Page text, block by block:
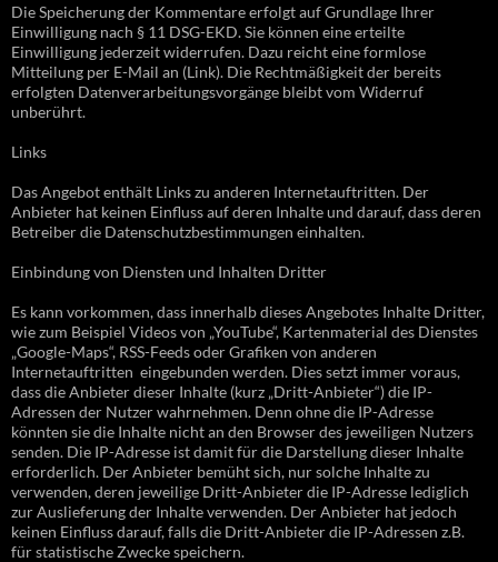
Die Speicherung der Kommentare erfolgt auf Grundlage Ihrer
Einwilligung nach § 11 DSG-EKD. Sie können eine erteilte
Einwilligung jederzeit widerrufen. Dazu reicht eine formlose
Mitteilung per E-Mail an (Link). Die Rechtmäßigkeit der bereits
erfolgten Datenverarbeitungsvorgänge bleibt vom Widerruf
unberührt.
Links
Das Angebot enthält Links zu anderen Internetauftritten. Der
Anbieter hat keinen Einfluss auf deren Inhalte und darauf, dass deren
Betreiber die Datenschutzbestimmungen einhalten.
Einbindung von Diensten und Inhalten Dritter
Es kann vorkommen, dass innerhalb dieses Angebotes Inhalte Dritter,
wie zum Beispiel Videos von „YouTube“, Kartenmaterial des Dienstes
„Google-Maps“, RSS-Feeds oder Grafiken von anderen
Internetauftritten eingebunden werden. Dies setzt immer voraus,
dass die Anbieter dieser Inhalte (kurz „Dritt-Anbieter“) die IP-
Adressen der Nutzer wahrnehmen. Denn ohne die IP-Adresse
könnten sie die Inhalte nicht an den Browser des jeweiligen Nutzers
senden. Die IP-Adresse ist damit für die Darstellung dieser Inhalte
erforderlich. Der Anbieter bemüht sich, nur solche Inhalte zu
verwenden, deren jeweilige Dritt-Anbieter die IP-Adresse lediglich
zur Auslieferung der Inhalte verwenden. Der Anbieter hat jedoch
keinen Einfluss darauf, falls die Dritt-Anbieter die IP-Adressen z.B.
für statistische Zwecke speichern.